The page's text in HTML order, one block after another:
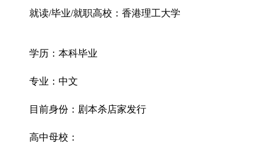
就读/毕业/就职高校：香港理工大学
学历：本科毕业
专业：中文
目前身份：剧本杀店家发行
高中母校：